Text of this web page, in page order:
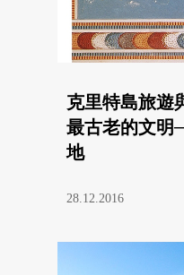
克里特島旅遊
最古老的文明
地
28.12.2016